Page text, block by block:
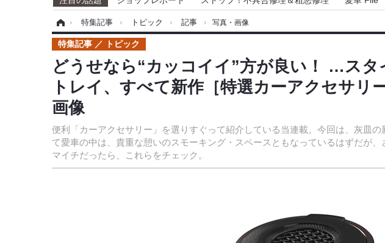
› 特集記事 › トピック › 記事 › 写真・画像
どうせなら“カッコイイ”方が良い！ …スタ
トレイ、すべて新作［特選カーアクセサリ
画像
便利「カーアクセサリー」を選りすぐって紹介している当連載。今回は、灰皿
て愛車の中は、貴重な憩いのスモーキング・スペースともなっているはずだが
マイチだったら、これらをチェック。
特集記事 トピック